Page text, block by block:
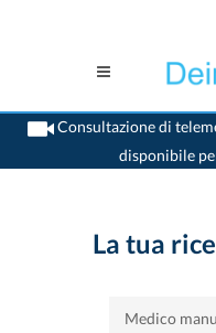
Consultazione di
disponibile
La tua